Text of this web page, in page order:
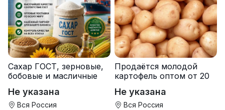
Сахар ГОСТ, зерновые,
бобовые и масличные
Не указана
Вся Россия
Продаётся молодой
картофель оптом от 20
Не указана
Вся Россия